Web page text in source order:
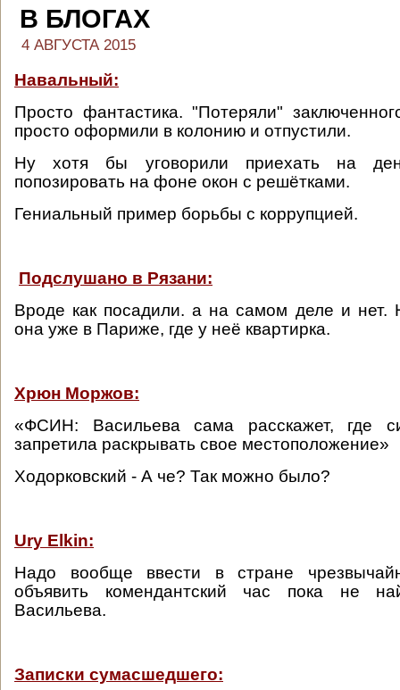
В БЛОГАХ
4 АВГУСТА 2015
Навальный:
Просто фантастика. "Потеряли"
просто оформили в колонию и отпустили.
Ну хотя бы уговорили приехать на
попозировать на фоне окон с решётками.
Гениальный пример борьбы с коррупцией.
Подслушано в Рязани:
Вроде как посадили. а на самом деле и нет.
она уже в Париже, где у неё квартирка.
Хрюн Моржов:
«ФСИН: Васильева сама расскажет, где
запретила раскрывать свое местоположение»
Ходорковский - А че? Так можно было?
Ury Elkin:
Надо вообще ввести в стране
объявить комендантский час пока не
Васильева.
Записки сумасшедшего: